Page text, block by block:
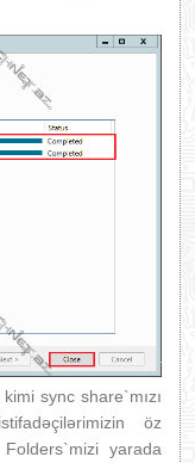
sync share`mızı
öz
yarada